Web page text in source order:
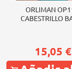
ORLIMAN
CABESTRILLO
15,05 €